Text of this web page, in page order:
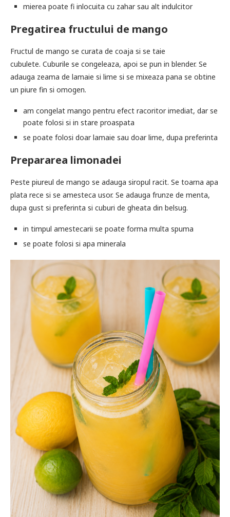
mierea poate fi inlocuita cu zahar sau alt indulcitor
Pregatirea fructului de mango
Fructul de mango se curata de coaja si se taie
cubulete. Cuburile se congeleaza, apoi se pun in blender. Se
adauga zeama de lamaie si lime si se mixeaza pana se obtine
un piure fin si omogen.
am congelat mango pentru efect racoritor imediat, dar se
poate folosi si in stare proaspata
se poate folosi doar lamaie sau doar lime, dupa preferinta
Prepararea limonadei
Peste piureul de mango se adauga siropul racit. Se toarna apa
plata rece si se amesteca usor. Se adauga frunze de menta,
dupa gust si preferinta si cuburi de gheata din belsug.
in timpul amestecarii se poate forma multa spuma
se poate folosi si apa minerala